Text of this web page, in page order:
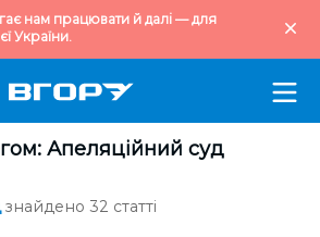
нам працювати й далі — для
України.
Апеляційний суд
знайдено 32 статті